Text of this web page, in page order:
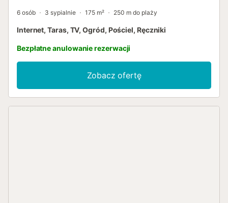
6 osób 3 sypialnie 175 m² 250 m do plaży
Internet, Taras, TV, Ogród, Pościel, Ręczniki
Bezpłatne anulowanie rezerwacji
Zobacz ofertę